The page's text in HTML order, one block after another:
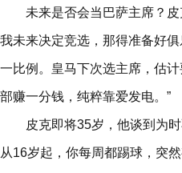
未来是否会当巴萨主席？
我未来决定竞选，那得准备好
一比例。皇马下次选主席，估
部赚一分钱，纯粹靠爱发电。”
皮克即将35岁，他谈到为
从16岁起，你每周都踢球，突